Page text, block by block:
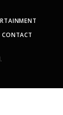
CONTACT
.